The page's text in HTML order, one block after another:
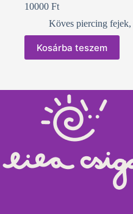
10000 Ft
Köves piercing fejek,
Kosárba teszem